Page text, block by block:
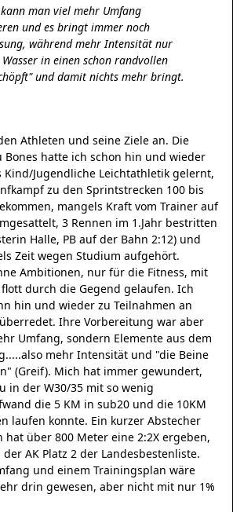
man viel mehr Umfang
und es bringt immer noch
während mehr Intensität nur
in einen schon randvollen
und damit nichts mehr bringt.
Athleten und seine Ziele an. Die
Bones hatte ich schon hin und wieder
Kind/Jugendliche Leichtathletik gelernt,
zu den Sprintstrecken 100 bis
mangels Kraft vom Trainer auf
3 Rennen im 1.Jahr bestritten
Halle, PB auf der Bahn 2:12) und
Zeit wegen Studium aufgehört.
Ambitionen, nur für die Fitness, mit
durch die Gegend gelaufen. Ich
hin und wieder zu Teilnahmen an
Ihre Vorbereitung war aber
Umfang, sondern Elemente aus dem
mehr Intensität und "die Beine
(Greif). Mich hat immer gewundert,
in der W30/35 mit so wenig
die 5 KM in sub20 und die 10KM
laufen konnte. Ein kurzer Abstecher
hat über 800 Meter eine 2:2X ergeben,
AK Platz 2 der Landesbestenliste.
und einem Trainingsplan wäre
drin gewesen, aber nicht mit nur 1%